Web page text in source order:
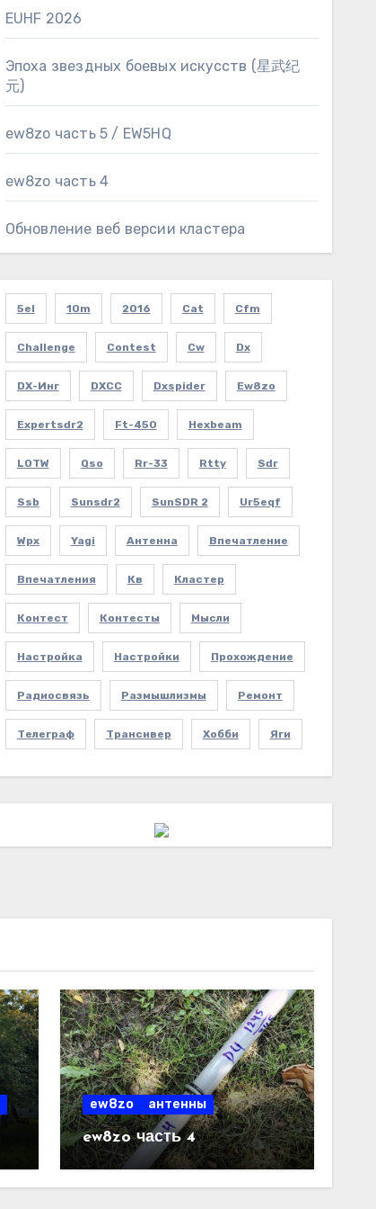
EUHF 2026
Эпоха звездных боевых искусств (星武纪
元)
ew8zo часть 5 / EW5HQ
ew8zo часть 4
Обновление веб версии кластера
5el 10m 2016 Cat Cfm
Challenge Contest Cw Dx
DX-Инг DXCC Dxspider Ew8zo
Expertsdr2 Ft-450 Hexbeam
LOTW Qso Rr-33 Rtty Sdr
Ssb Sunsdr2 SunSDR 2 Ur5eqf
Wpx Yagi Антенна Впечатление
Впечатления Кв Кластер
Контест Контесты Мысли
Настройка Настройки Прохождение
Радиосвязь Размышлизмы Ремонт
Телеграф Трансивер Хобби Яги
ew8zo антенны
ew8zo часть 4